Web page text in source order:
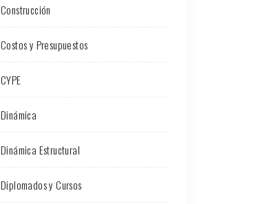
Construcción
Costos y Presupuestos
CYPE
Dinámica
Dinámica Estructural
Diplomados y Cursos